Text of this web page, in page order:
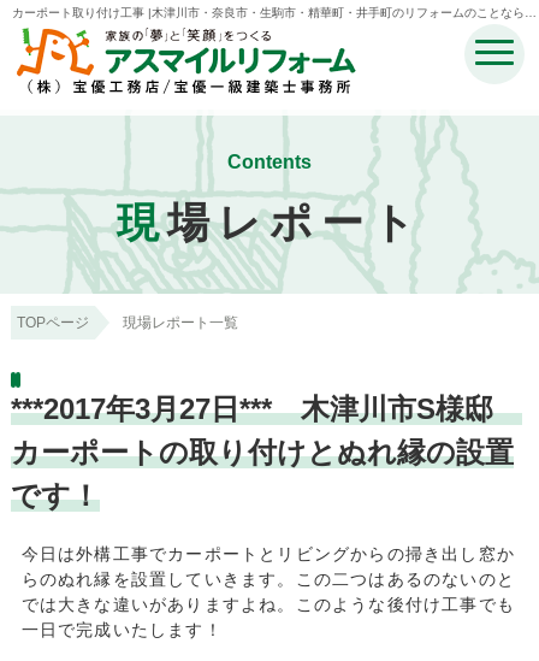
カーポート取り付け工事 |木津川市・奈良市・生駒市・精華町・井手町のリフォームのことなら宝
優工務店アスマイルリフォーム
Contents
現場レポート
TOPページ 現場レポート一覧
***2017年3月27日*** 木津川市S様邸
カーポートの取り付けとぬれ縁の設置
です！
今日は外構工事でカーポートとリビングからの掃き出し窓か
らのぬれ縁を設置していきます。この二つはあるのないのと
では大きな違いがありますよね。このような後付け工事でも
一日で完成いたします！